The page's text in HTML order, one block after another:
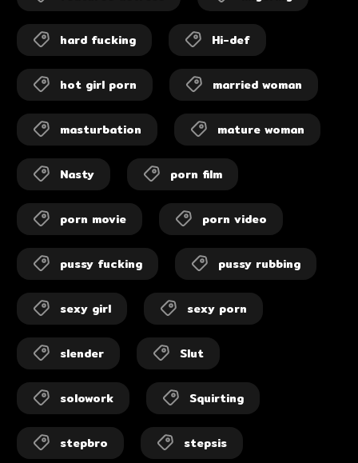
hard fucking Hi-def
hot girl porn married woman
masturbation mature woman
Nasty porn film
porn movie porn video
pussy fucking pussy rubbing
sexy girl sexy porn
slender Slut
solowork Squirting
stepbro stepsis